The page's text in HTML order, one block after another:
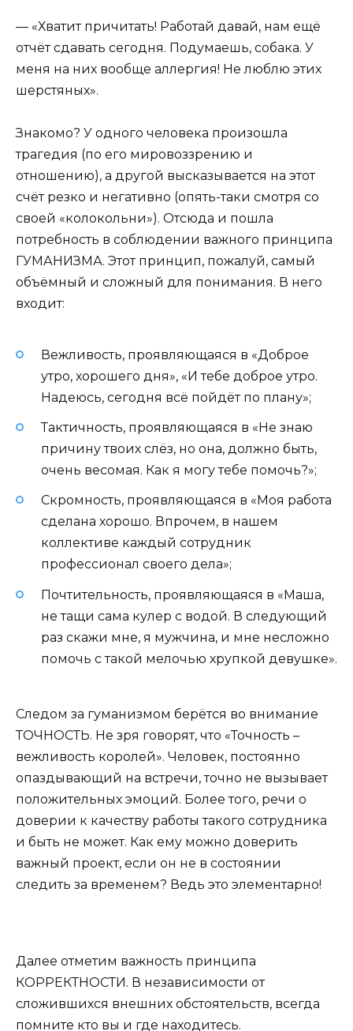
— «Хватит причитать! Работай давай, нам ещё
отчёт сдавать сегодня. Подумаешь, собака. У
меня на них вообще аллергия! Не люблю этих
шерстяных».
Знакомо? У одного человека произошла
трагедия (по его мировоззрению и
отношению), а другой высказывается на этот
счёт резко и негативно (опять-таки смотря со
своей «колокольни»). Отсюда и пошла
потребность в соблюдении важного принципа
ГУМАНИЗМА. Этот принцип, пожалуй, самый
объёмный и сложный для понимания. В него
входит:
Вежливость, проявляющаяся в «Доброе
утро, хорошего дня», «И тебе доброе утро.
Надеюсь, сегодня всё пойдёт по плану»;
Тактичность, проявляющаяся в «Не знаю
причину твоих слёз, но она, должно быть,
очень весомая. Как я могу тебе помочь?»;
Скромность, проявляющаяся в «Моя работа
сделана хорошо. Впрочем, в нашем
коллективе каждый сотрудник
профессионал своего дела»;
Почтительность, проявляющаяся в «Маша,
не тащи сама кулер с водой. В следующий
раз скажи мне, я мужчина, и мне несложно
помочь с такой мелочью хрупкой девушке».
Следом за гуманизмом берётся во внимание
ТОЧНОСТЬ. Не зря говорят, что «Точность –
вежливость королей». Человек, постоянно
опаздывающий на встречи, точно не вызывает
положительных эмоций. Более того, речи о
доверии к качеству работы такого сотрудника
и быть не может. Как ему можно доверить
важный проект, если он не в состоянии
следить за временем? Ведь это элементарно!
Далее отметим важность принципа
КОРРЕКТНОСТИ. В независимости от
сложившихся внешних обстоятельств, всегда
помните кто вы и где находитесь.